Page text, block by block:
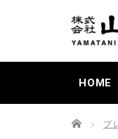
HOME
Home プ